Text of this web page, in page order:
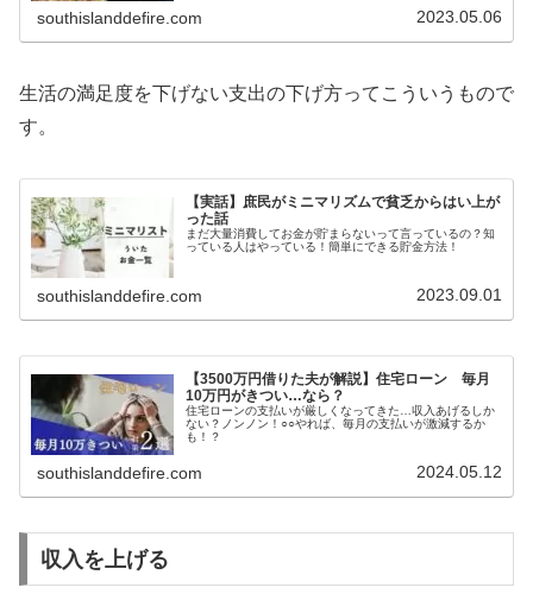
southislanddefire.com 2023.05.06
生活の満足度を下げない支出の下げ方ってこういうもので
す。
【実話】庶民がミニマリズムで貧乏からはい上が
った話
まだ大量消費してお金が貯まらないって言っているの？知
っている人はやっている！簡単にできる貯金方法！
southislanddefire.com 2023.09.01
【3500万円借りた夫が解説】住宅ローン 毎月
10万円がきつい…なら？
住宅ローンの支払いが厳しくなってきた…収入あげるしか
ない？ノンノン！○○やれば、毎月の支払いが激減するか
も！？
southislanddefire.com 2024.05.12
収入を上げる